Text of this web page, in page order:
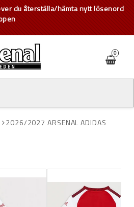
du återställa/hämta nytt lösenord
0
2026/2027 ARSENAL ADIDAS